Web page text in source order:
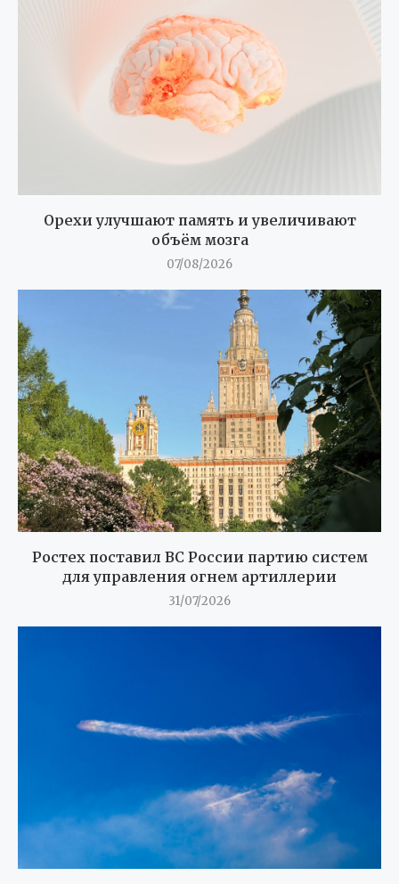
Орехи улучшают память и увеличивают
объём мозга
07/08/2026
Ростех поставил ВС России партию систем
для управления огнем артиллерии
31/07/2026